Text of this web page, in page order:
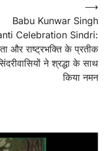
Babu Kunwar Singh
Celebration Sindri:
और राष्ट्रभक्ति के प्रतीक
ने श्रद्धा के साथ
किया नमन
⟶